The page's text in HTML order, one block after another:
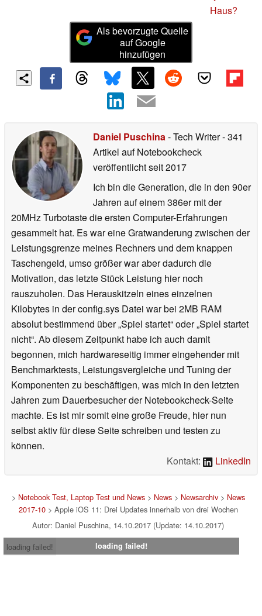
Haus?
Als bevorzugte Quelle
auf Google
hinzufügen
Daniel Puschina- Tech Writer- 341
Artikel auf Notebookcheck
veröffentlichtseit 2017
Ich bin die Generation, die in den 90er
Jahren auf einem 386er mit der
20MHz Turbotaste die ersten Computer-Erfahrungen
gesammelt hat. Es war eine Gratwanderung zwischen der
Leistungsgrenze meines Rechners und dem knappen
Taschengeld, umso größer war aber dadurch die
Motivation, das letzte Stück Leistung hier noch
rauszuholen. Das Herauskitzeln eines einzelnen
Kilobytes in der config.sys Datei war bei 2MB RAM
absolut bestimmend über „Spiel startet“ oder „Spiel startet
nicht“. Ab diesem Zeitpunkt habe ich auch damit
begonnen, mich hardwareseitig immer eingehender mit
Benchmarktests, Leistungsvergleiche und Tuning der
Komponenten zu beschäftigen, was mich in den letzten
Jahren zum Dauerbesucher der Notebookcheck-Seite
machte. Es ist mir somit eine große Freude, hier nun
selbst aktiv für diese Seite schreiben und testen zu
können.
Kontakt:
LinkedIn
> Notebook Test, Laptop Test und News> News> Newsarchiv> News
2017-10> Apple iOS 11: Drei Updates innerhalb von drei Wochen
Autor: Daniel Puschina, 14.10.2017 (Update: 14.10.2017)
loading failed!
loading failed!